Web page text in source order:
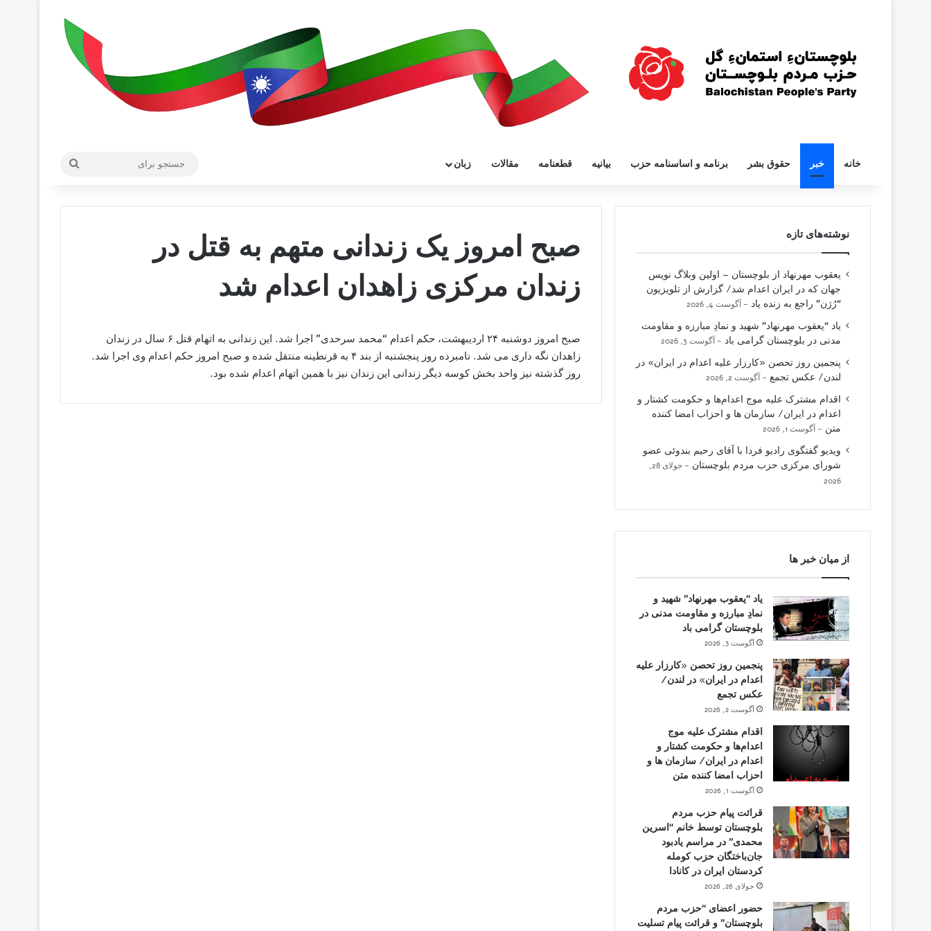
خانه خبر حقوق بشر برنامه و اساسنامه حزب بیانیه قطعنامه مقالات زبان
صبح امروز یک زندانی متهم به قتل در
زندان مرکزی زاهدان اعدام شد
صبح امروز دوشنبه ۲۴ اردیبهشت، حکم اعدام “محمد سرحدی” اجرا شد. این زندانی به اتهام قتل ۶ سال در زندان
زاهدان نگه داری می شد. نامبرده روز پنجشنبه از بند ۴ به قرنطینه منتقل شده و صبح امروز حکم اعدام وی اجرا شد.
روز گذشته نیز واحد بخش کوسه دیگر زندانی این زندان نیز با همین اتهام اعدام شده بود.
نوشته‌های تازه
یعقوب مهرنهاد از بلوچستان – اولین وبلاگ نویس
جهان که در ایران اعدام شد/ گزارش از تلویزیون
“رُژن” راجع به زنده یاد
آگوست 4, 2026
یاد “یعقوب مهرنهاد” شهید و نمادِ مبارزه و مقاومت
مدنی در بلوچستان گرامی باد
آگوست 3, 2026
پنجمین روز تحصن «کارزار علیه اعدام در ایران» در
لندن/ عکس تجمع
آگوست 2, 2026
اقدام مشترک علیه موج اعدام‌ها و حکومت کشتار و
اعدام در ایران/ سازمان ها و احزاب امضا کننده
متن
آگوست 1, 2026
ویدیو گفتگوی رادیو فردا با آقای رحیم بندوئی عضو
شورای مرکزی حزب مردم بلوچستان
جولای 28,
2026
از میان خبر ها
یاد “یعقوب مهرنهاد” شهید و
نمادِ مبارزه و مقاومت مدنی در
بلوچستان گرامی باد
آگوست 3, 2026
پنجمین روز تحصن «کارزار علیه
اعدام در ایران» در لندن/
عکس تجمع
آگوست 2, 2026
اقدام مشترک علیه موج
اعدام‌ها و حکومت کشتار و
اعدام در ایران/ سازمان ها و
احزاب امضا کننده متن
آگوست 1, 2026
قرائت پیام حزب مردم
بلوچستان توسط خانم “اسرین
محمدی” در مراسم یادبود
جان‌باختگان حزب کومله
کردستان ایران در کانادا
جولای 26, 2026
حضور اعضای “حزب مردم
بلوچستان” و قرائت پیام تسلیت